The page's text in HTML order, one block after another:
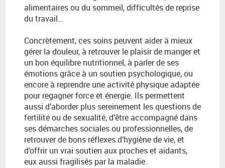
alimentaires ou du sommeil, difficultés de reprise
du travail…
Concrètement, ces soins peuvent aider à mieux
gérer la douleur, à retrouver le plaisir de manger et
un bon équilibre nutritionnel, à parler de ses
émotions grâce à un soutien psychologique, ou
encore à reprendre une activité physique adaptée
pour regagner force et énergie. Ils permettent
aussi d’aborder plus sereinement les questions de
fertilité ou de sexualité, d’être accompagné dans
ses démarches sociales ou professionnelles, de
retrouver de bons réflexes d’hygiène de vie, et
d’offrir un vrai soutien aux proches et aidants,
eux aussi fragilisés par la maladie.